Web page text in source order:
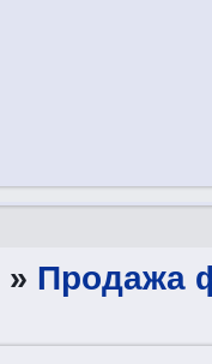
» Продажа